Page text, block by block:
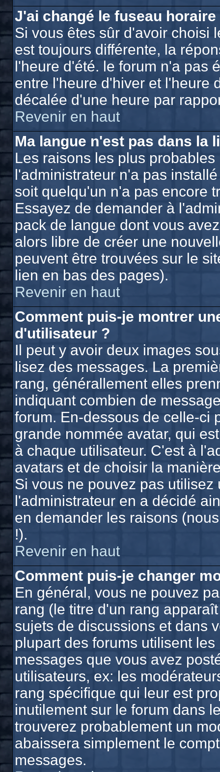
J'ai changé le fuseau
Si vous êtes sûr d'avoir choisi
est toujours différente, la
l'heure d'été. le forum n'a pas
entre l'heure d'hiver et l'heure
décalée d'une heure par
Revenir en haut
Ma langue n'est pas dans la
Les raisons les plus
l'administrateur n'a pas
soit quelqu'un n'a pas encore
Essayez de demander à
pack de langue dont vous
alors libre de créer une
peuvent être trouvées sur le
lien en bas des pages).
Revenir en haut
Comment puis-je montrer
d'utilisateur ?
Il peut y avoir deux images
lisez des messages. La
rang, générallement elles
indiquant combien de
forum. En-dessous de celle-ci
grande nommée avatar, qui
à chaque utilisateur. C'est à
avatars et de choisir la
Si vous ne pouvez pas
l'administrateur en a décidé
en demander les raisons
!).
Revenir en haut
Comment puis-je changer
En général, vous ne pouvez
rang (le titre d'un rang
sujets de discussions et dans
plupart des forums utilisent
messages que vous avez
utilisateurs, ex: les
rang spécifique qui leur est
inutilement sur le forum dans
trouverez probablement un
abaissera simplement le
messages.